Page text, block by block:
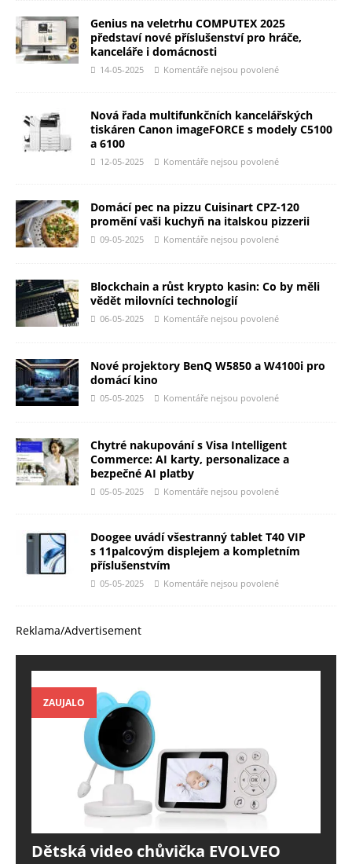
Genius na veletrhu COMPUTEX 2025
představí nové příslušenství pro hráče,
kanceláře i domácnosti
14-05-2025 Komentáře nejsou povolené
Nová řada multifunkčních kancelářských
tiskáren Canon imageFORCE s modely C5100
a 6100
12-05-2025 Komentáře nejsou povolené
Domácí pec na pizzu Cuisinart CPZ-120
promění vaši kuchyň na italskou pizzerii
09-05-2025 Komentáře nejsou povolené
Blockchain a růst krypto kasin: Co by měli
vědět milovníci technologií
06-05-2025 Komentáře nejsou povolené
Nové projektory BenQ W5850 a W4100i pro
domácí kino
05-05-2025 Komentáře nejsou povolené
Chytré nakupování s Visa Intelligent
Commerce: AI karty, personalizace a
bezpečné AI platby
05-05-2025 Komentáře nejsou povolené
Doogee uvádí všestranný tablet T40 VIP
s 11palcovým displejem a kompletním
příslušenstvím
05-05-2025 Komentáře nejsou povolené
Reklama/Advertisement
ZAUJALO
Dětská video chůvička EVOLVEO